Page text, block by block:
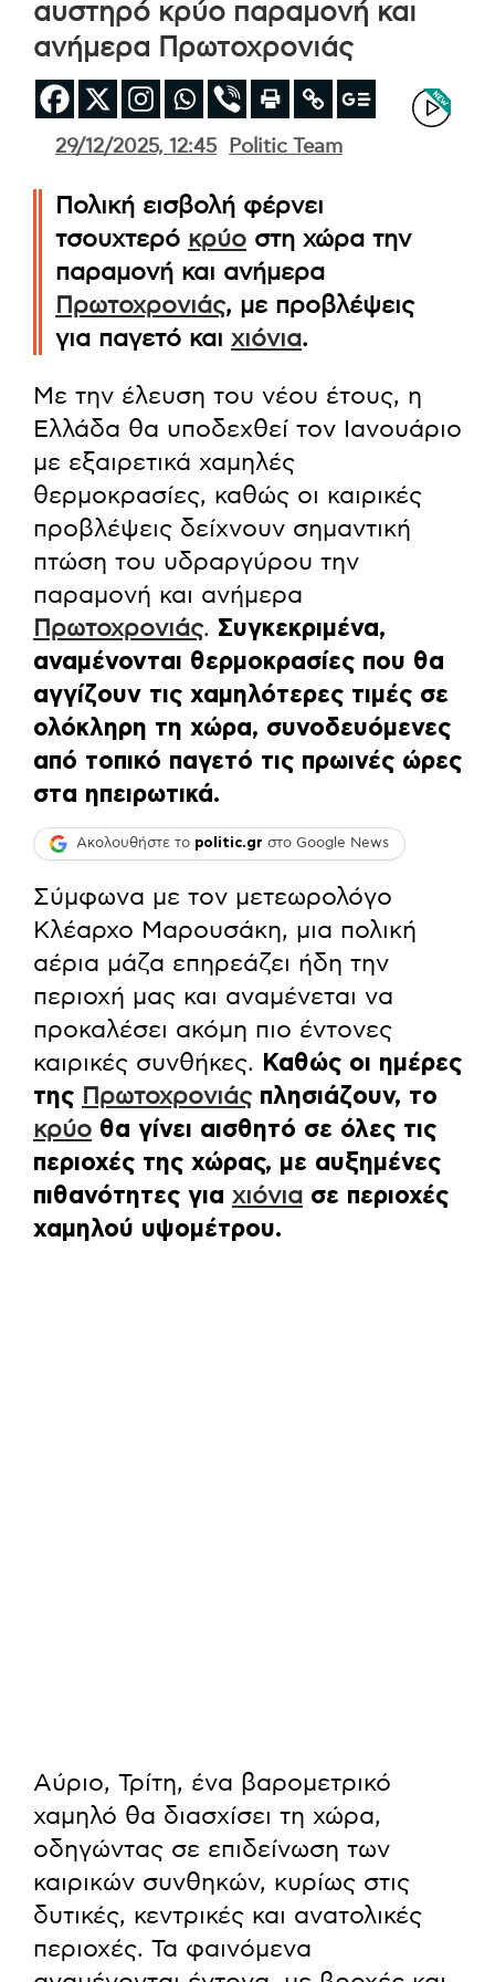
αυστηρό κρύο παραμονή και
ανήμερα Πρωτοχρονιάς
29/12/2025, 12:45 Politic Team
Πολική εισβολή φέρνει
τσουχτερό κρύο στη χώρα την
παραμονή και ανήμερα
Πρωτοχρονιάς, με προβλέψεις
για παγετό και χιόνια.
Με την έλευση του νέου έτους, η
Ελλάδα θα υποδεχθεί τον Ιανουάριο
με εξαιρετικά χαμηλές
θερμοκρασίες, καθώς οι καιρικές
προβλέψεις δείχνουν σημαντική
πτώση του υδραργύρου την
παραμονή και ανήμερα
Πρωτοχρονιάς. Συγκεκριμένα,
αναμένονται θερμοκρασίες που θα
αγγίζουν τις χαμηλότερες τιμές σε
ολόκληρη τη χώρα, συνοδευόμενες
από τοπικό παγετό τις πρωινές ώρες
στα ηπειρωτικά.
Ακολουθήστε το politic.gr στο Google News
Σύμφωνα με τον μετεωρολόγο
Κλέαρχο Μαρουσάκη, μια πολική
αέρια μάζα επηρεάζει ήδη την
περιοχή μας και αναμένεται να
προκαλέσει ακόμη πιο έντονες
καιρικές συνθήκες.
Καθώς οι ημέρες
της Πρωτοχρονιάςπλησιάζουν, το
κρύο θα γίνει αισθητό σε όλες τις
περιοχές της χώρας, με αυξημένες
πιθανότητες για χιόνια σε περιοχές
χαμηλού υψομέτρου.
Αύριο, Τρίτη, ένα βαρομετρικό
χαμηλό θα διασχίσει τη χώρα,
οδηγώντας σε επιδείνωση των
καιρικών συνθηκών, κυρίως στις
δυτικές, κεντρικές και ανατολικές
περιοχές. Τα φαινόμενα